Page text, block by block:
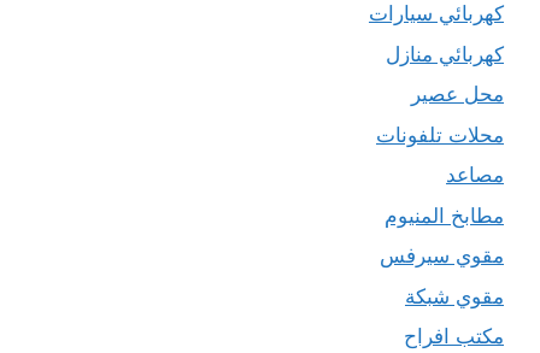
كهربائي سيارات
كهربائي منازل
محل عصير
محلات تلفونات
مصاعد
مطابخ المنيوم
مقوي سيرفس
مقوي شبكة
مكتب افراح